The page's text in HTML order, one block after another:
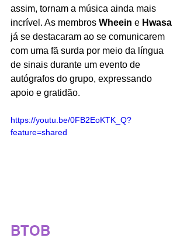
assim, tornam a música ainda mais
incrível. As membros Wheein e Hwasa
já se destacaram ao se comunicarem
com uma fã surda por meio da língua
de sinais durante um evento de
autógrafos do grupo, expressando
apoio e gratidão.
https://youtu.be/0FB2EoKTK_Q?
feature=shared
BTOB